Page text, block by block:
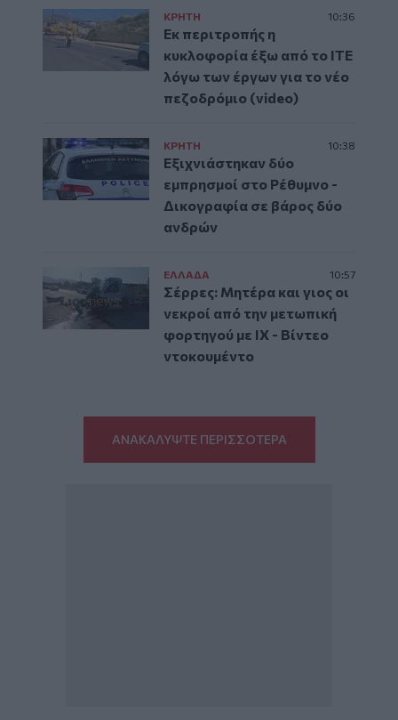
ΚΡΗΤΗ 10:36
Εκ περιτροπής η
κυκλοφορία έξω από το ΙΤΕ
λόγω των έργων για το νέο
πεζοδρόμιο (video)
ΚΡΗΤΗ 10:38
Εξιχνιάστηκαν δύο
εμπρησμοί στο Ρέθυμνο -
Δικογραφία σε βάρος δύο
ανδρών
ΕΛΛAΔΑ 10:57
Σέρρες: Μητέρα και γιος οι
νεκροί από την μετωπική
φορτηγού με ΙΧ - Βίντεο
ντοκουμέντο
ΑΝΑΚΑΛΥΨΤΕ ΠΕΡΙΣΣΟΤΕΡΑ